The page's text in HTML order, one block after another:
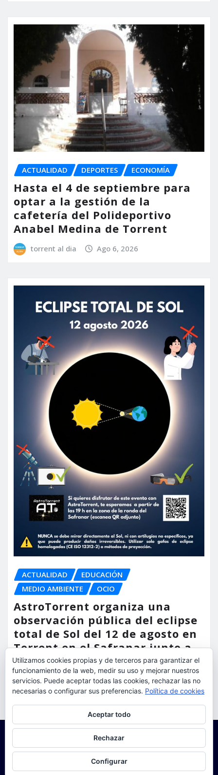
ACTUALIDAD DEPORTES ECONOMÍA
Hasta el 4 de septiembre para
optar a la gestión de la
cafetería del Polideportivo
Anabel Medina de Torrent
torrent al dia Ago 6, 2026
ACTUALIDAD
EDUCACIÓN
MEDIO AMBIENTE
OCIO
AstroTorrent organiza una
observación pública del eclipse
total de Sol del 12 de agosto en
Torrent en el Safranar junto a
las vías del AVE
torrent al dia Ago 5, 2026
Utilizamos cookies propias y de terceros para garantizar el
funcionamiento de la web, medir su uso y mejorar nuestros
servicios. Puede aceptar todas las cookies, rechazar las no
necesarias o configurar sus preferencias. Política de cookies
Aceptar todo
Rechazar
Configurar
Para obtener más información, incluido cómo gestionar las cookies,